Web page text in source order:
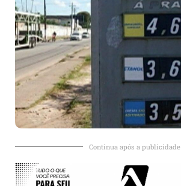
Continua após a publicidade